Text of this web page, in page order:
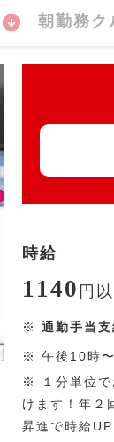
朝勤務ク
時給
1140 円
※ 通勤手当支
※ 午後10時
※
１分単位
けます！年２
昇進で時給